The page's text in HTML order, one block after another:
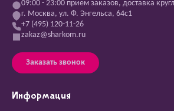
09:00 - 23:00 прием заказов, доставка
г. Москва, ул. Ф. Энгельса, 64с1
+7 (495) 120-11-26
zakaz@sharkom.ru
Заказать звонок
Информация